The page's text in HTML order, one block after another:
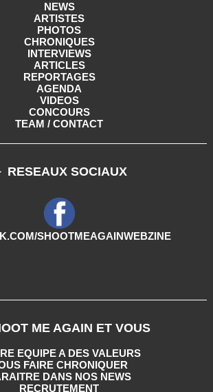
NEWS
ARTISTES
PHOTOS
CHRONIQUES
INTERVIEWS
ARTICLES
REPORTAGES
AGENDA
VIDEOS
CONCOURS
TEAM / CONTACT
RESEAUX SOCIAUX
SHOOTMEAGAINWEBZINE
ME AGAIN ET VOUS
EQUIPE A DES VALEURS
FAIRE CHRONIQUER
DANS NOS NEWS
RECRUTEMENT